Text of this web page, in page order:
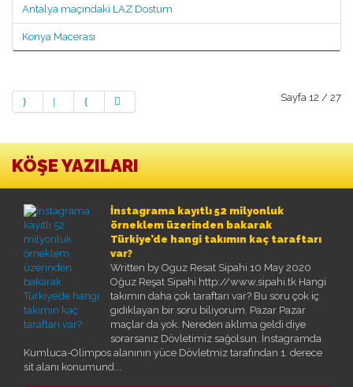
KORAY EMRE ÇOKBANKIR
SERKAN BOYACIOĞLU
BURÇAK ÜNSAL
HAKAN TAŞPINAR
ÖZANT ÖNÇAĞ
SÜLEYMAN YENGIL
Antalya maçındaki LAZ Dostum
Konya Macerası
Sayfa 12 / 27
KÖŞE YAZILARI
İnstagrama kayıtlı 52 milyonluk
örneklem üzerinden bakarak
Türkiye’de hangi takımın kaç taraftarı
var?
Written by Oguz Resat Sipahi 10 May 2020
Oğuz Reşat Sipahi http://www.sipahi.tk Hangi
takımın daha çok taraftarı var? Bu soru çok iç
gıdıklayan bir soru biliyorum. Pazar Pazar
maçlar da yok. Nereden aklıma geldi diye
sorarsanız Dövletimiz sağolsun. İnstagramda
Kumluca-Olimpos alanının yüce Dövletmiz tarafından 1. derece
sit alanı konumund...